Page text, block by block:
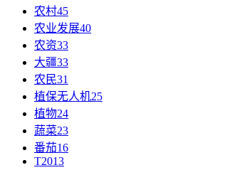
农村45
农业发展40
农资33
大疆33
农民31
植保无人机25
植物24
蔬菜23
番茄16
T2013